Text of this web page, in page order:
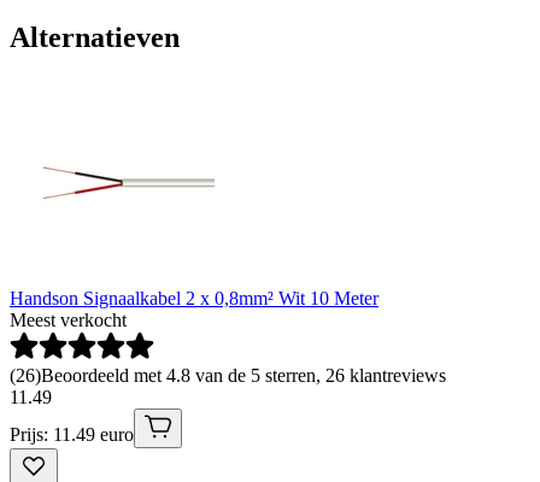
Alternatieven
Handson Signaalkabel 2 x 0,8mm² Wit 10 Meter
Meest verkocht
(26)Beoordeeld met 4.8 van de 5 sterren, 26 klantreviews
11 .49
Prijs: 11.49 euro